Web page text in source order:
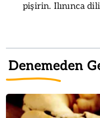
pişirin. Ilınınca
Denemeden